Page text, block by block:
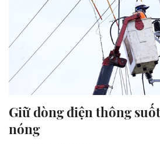
Giữ dòng điện thông
nóng